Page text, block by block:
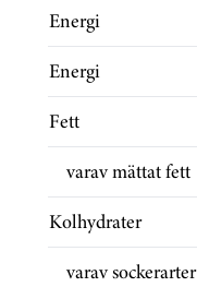
Energi
Energi
Fett
varav mättat fett
Kolhydrater
varav sockerarter